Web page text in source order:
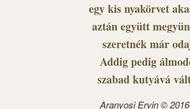
egy kis nyakörvet
aztán együtt
szeretnék már
Addig pedig
szabad kutyává
Aranyosi Ervin ©